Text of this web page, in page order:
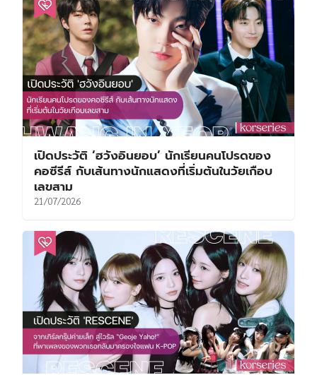
เปิดประวัติ ‘ฮวังอินยอบ’ นักเรียนคนโปรดของ
คอซีรีส์ กับเส้นทางนักแสดงที่เริ่มต้นในวัยเกือบ
เลขสาม
21/07/2026